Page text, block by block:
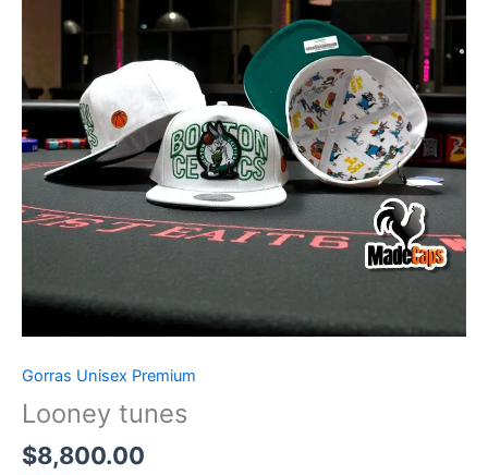
Gorras Unisex Premium
Looney tunes
$8,800.00